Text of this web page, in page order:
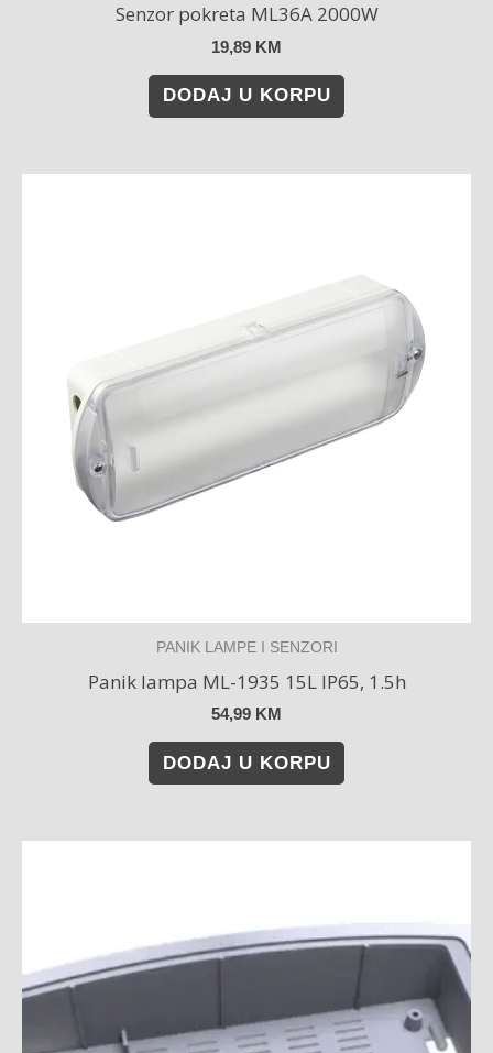
Senzor pokreta ML36A 2000W
19,89 KM
DODAJ U KORPU
PANIK LAMPE I SENZORI
Panik lampa ML-1935 15L IP65, 1.5h
54,99 KM
DODAJ U KORPU